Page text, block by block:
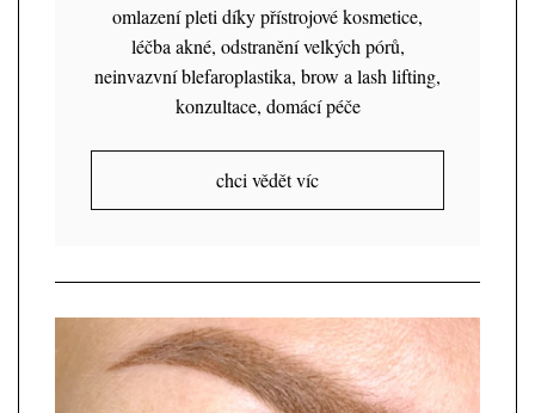
omlazení pleti díky přístrojové kosmetice,
léčba akné, odstranění velkých pórů,
neinvazvní blefaroplastika, brow a lash lifting,
konzultace, domácí péče
chci vědět víc